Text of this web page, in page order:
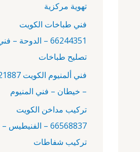
تهوية مركزية
فني طباخات الكويت
66244351 – الدوحة –
تصليح طباخات
فني ألمنيوم
– خيطان – فني المنيوم
تركيب مداخن الكويت
66568837 – الفنيطيس –
تركيب شفاطات